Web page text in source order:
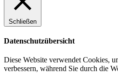
Schließen
Datenschutzübersicht
Diese Website verwendet Cookies,
verbessern, während Sie durch die